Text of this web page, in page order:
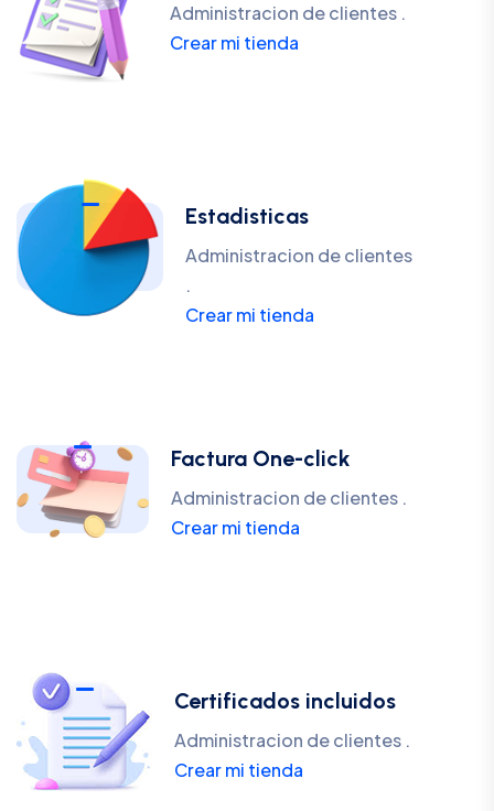
Administracion de clientes .
Crear mi tienda
Estadisticas
Administracion de clientes
.
Crear mi tienda
Factura One-click
Administracion de clientes .
Crear mi tienda
Certificados incluidos
Administracion de clientes .
Crear mi tienda